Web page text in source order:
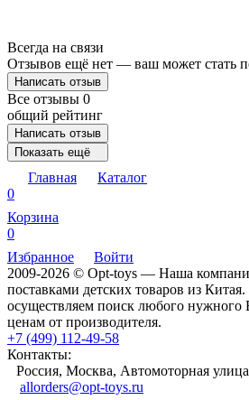
Всегда на связи
Отзывов ещё нет — ваш может стать
Написать отзыв
Все отзывы 0
общий рейтинг
Написать отзыв
Показать ещё
Главная
Каталог
0
Корзина
0
Избранное
Войти
2009-2026 © Opt-toys — Наша
поставками детских товаров из
осуществляем поиск любого нужного
ценам от производителя.
+7 (499) 112-49-58
Контакты:
Россия, Москва, Автомоторная
allorders@opt-toys.ru